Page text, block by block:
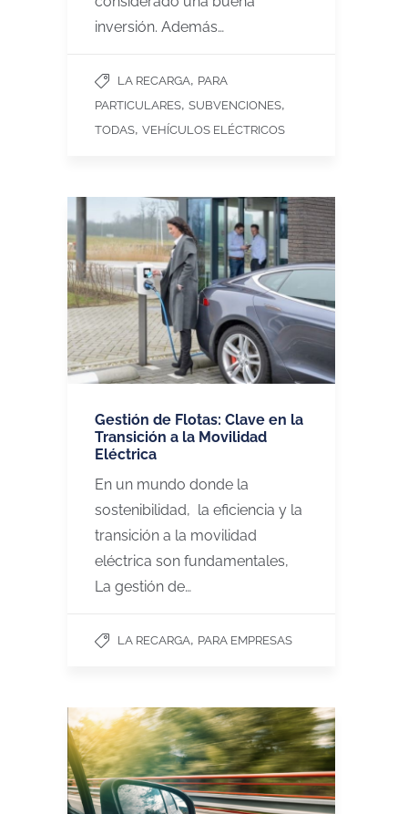
inversión. Además…
LA RECARGA, PARA
PARTICULARES, SUBVENCIONES,
TODAS, VEHÍCULOS ELÉCTRICOS
Gestión de Flotas: Clave en la
Transición a la Movilidad
Eléctrica
En un mundo donde la
sostenibilidad, la eficiencia y la
transición a la movilidad
eléctrica son fundamentales,
La gestión de…
LA RECARGA, PARA EMPRESAS